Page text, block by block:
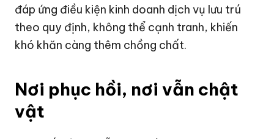
đáp ứng điều kiện kinh doanh dịch vụ lưu trú
theo quy định, không thể cạnh tranh, khiến
khó khăn càng thêm chồng chất.
Nơi phục hồi, nơi vẫn chật
vật